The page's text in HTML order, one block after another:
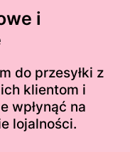
i
do przesyłki z
klientom i
wpłynąć na
lojalności.